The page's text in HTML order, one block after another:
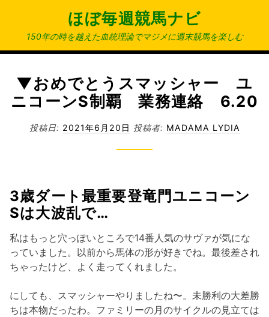
ン
ほぼ毎週競馬ナビ
150年の時を越えた血統理論でマジメに週末競馬を楽しむ
▼おめでとうスマッシャー ユ
ニコーンS制覇 業務連絡 6.20
投稿日: 2021年6月20日 投稿者: MADAMA LYDIA
3歳ダート最重要登竜門ユニコーン
Sは大波乱で…
私はもっと穴っぽいところで14番人気のサヴァが気にな
っていました。以前から馬体の形が好きでね。最後差され
ちゃったけど、よく走ってくれました。
にしても、スマッシャーやりましたね〜。未勝利の大差勝
ちは本物だったわ。ファミリーの月のサイクルの見立ては